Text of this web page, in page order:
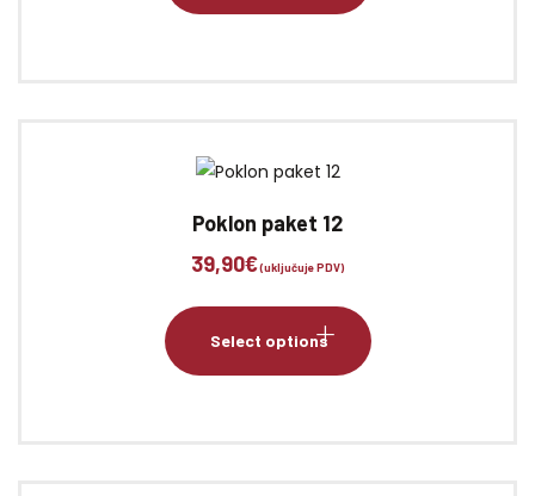
Poklon paket 12
39,90€(uključuje PDV)
Select options